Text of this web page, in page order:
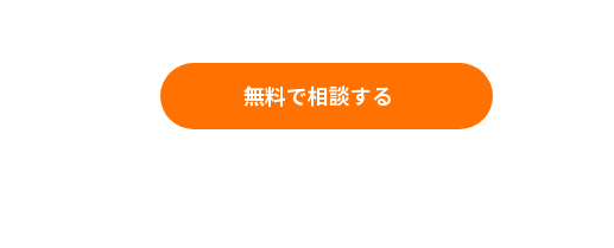
無料で相談する